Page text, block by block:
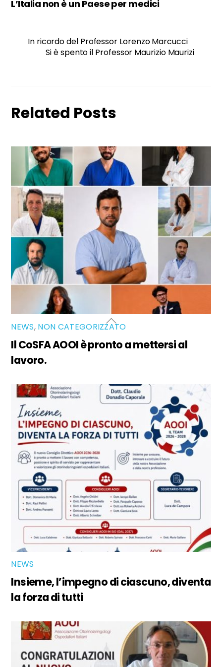
L’Italia non è un Paese per medici
In ricordo del Professor Lorenzo Marcucci
Si è spento il Professor Maurizio Maurizi
Related Posts
NEWS, NON CATEGORIZZATO
Il CoSFA AOOI è pronto a mettersi al
lavoro.
NEWS
Insieme, l’impegno di ciascuno, diventa
la forza di tutti